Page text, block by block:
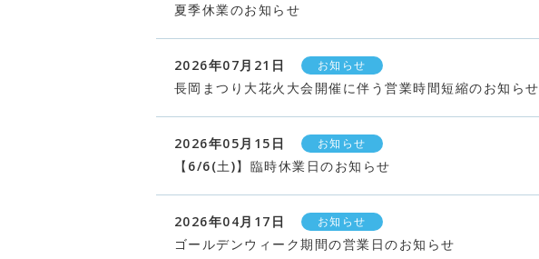
夏季休業のお知らせ
2026年07月21日 お知らせ
長岡まつり大花火大会開催に伴う営業時間短縮のお知らせ
2026年05月15日 お知らせ
【6/6(土)】臨時休業日のお知らせ
2026年04月17日 お知らせ
ゴールデンウィーク期間の営業日のお知らせ